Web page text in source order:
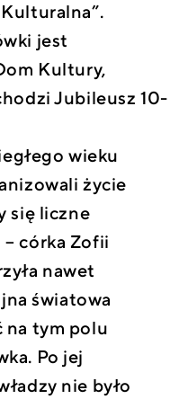
jest
Kultury,
Jubileusz 10-
wieku
życie
się liczne
córka Zofii
nawet
światowa
na tym polu
Po jej
nie było